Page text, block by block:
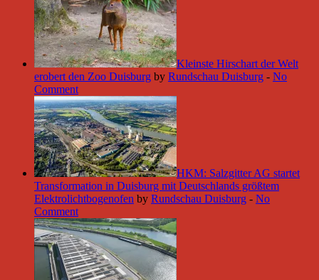
Kleinste Hirschart der Welt
erobert den Zoo Duisburg by Rundschau Duisburg - No
Comment
HKM: Salzgitter AG startet
Transformation in Duisburg mit Deutschlands größtem
Elektrolichtbogenofen by Rundschau Duisburg - No
Comment